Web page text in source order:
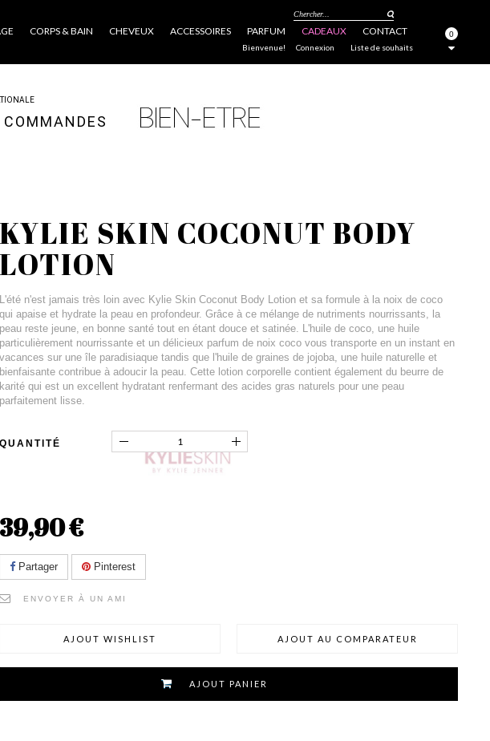
CORPS & BAIN CHEVEUX ACCESSOIRES PARFUM CADEAUX CONTACT
Chercher...
0
Liste de souhaits
Bienvenue! Connexion
KYLIE SKIN COCONUT BODY
LOTION
L'été n'est jamais très loin avec Kylie Skin Coconut Body Lotion et sa formule à la noix de coco
qui apaise et hydrate la peau en profondeur. Grâce à ce mélange de nutriments nourrissants, la
peau reste jeune, en bonne santé tout en étant douce et satinée. L'huile de coco, une huile
particulièrement nourrissante et un délicieux parfum de noix coco vous transporte en un instant en
vacances sur une île paradisiaque tandis que l'huile de graines de jojoba, une huile naturelle et
bienfaisante contribue à adoucir la peau. Cette lotion corporelle contient également du beurre de
karité qui est un excellent hydratant renfermant des acides gras naturels pour une peau
parfaitement lisse.
QUANTITÉ
39,90 €
Partager Pinterest
ENVOYER À UN AMI
AJOUT WISHLIST AJOUT AU COMPARATEUR
AJOUT PANIER